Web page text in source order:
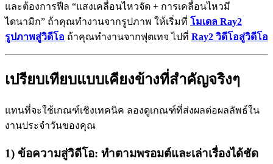
และต้องการฟีล “แสงเคลื่อนไหวจัด + การเคลื่อนไหวมี
ไดนามิก” ถ้าคุณทำงานจากรูปภาพ ให้เริ่มที่ โมเดล Ray2
รูปภาพสู่วิดีโอ ถ้าคุณทำงานจากฟุตเทจ ไปที่ Ray2 วิดีโอสู่วิดีโอ
เปรียบเทียบแบบเคียงข้างที่สำคัญจริงๆ
แทนที่จะใช้เกณฑ์เชิงเทคนิค ลองดูเกณฑ์ที่ส่งผลต่อผลลัพธ์ใน
งานประจำวันของคุณ
1) ข้อความสู่วิดีโอ: ทำตามพรอมต์และเล่าเรื่องได้ชัด